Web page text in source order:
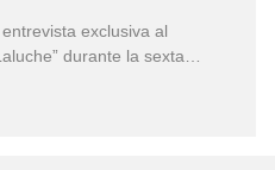
exclusiva al
durante la sexta
Brasil. En medio del